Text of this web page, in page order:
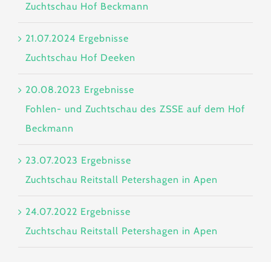
Zuchtschau Hof Beckmann
21.07.2024 Ergebnisse
Zuchtschau Hof Deeken
20.08.2023 Ergebnisse
Fohlen- und Zuchtschau des ZSSE auf dem Hof
Beckmann
23.07.2023 Ergebnisse
Zuchtschau Reitstall Petershagen in Apen
24.07.2022 Ergebnisse
Zuchtschau Reitstall Petershagen in Apen